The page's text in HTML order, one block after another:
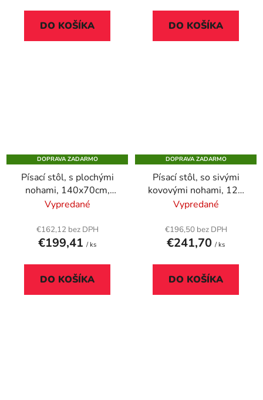
DO KOŠÍKA DO KOŠÍKA
DOPRAVA ZADARMO
Písací stôl, s plochými
nohami, 140x70cm,
MAYAH "Freedom SV-
Vypredané
€162,12 bez DPH
€199,41 / ks
DO KOŠÍKA
DOPRAVA ZADARMO
Písací stôl, so sivými
kovovými nohami, 120
× 70 cm, MAYAH
Vypredané
€196,50 bez DPH
€241,70 / ks
DO KOŠÍKA